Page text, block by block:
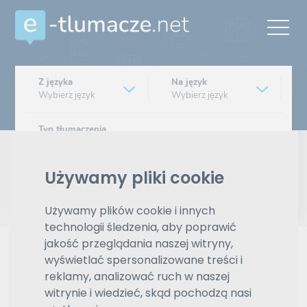
Używamy pliki cookie
Używamy plików cookie i innych
technologii śledzenia, aby poprawić
jakość przeglądania naszej witryny,
wyświetlać spersonalizowane treści i
reklamy, analizować ruch w naszej
witrynie i wiedzieć, skąd pochodzą nasi
Z języka
Wybierz język
Na język
Wybierz język
Typ tłumaczenia
Znajdź tłumacza
Wyszukiwanie zaawansowane
Reklama
ZAMÓW REKLAMĘ W TYM MIEJSCU